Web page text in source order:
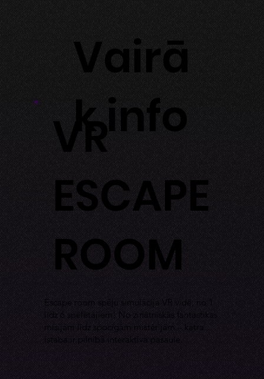
Vairā
k info
VR
ESCAPE
ROOM
Escape room spēļu simulācija VR vidē, no 1
līdz 6 spēlētājiem! No zinātniskās fantastikas
misijām līdz spocīgām mistērijām – katra
istaba ir pilnībā interaktīva pasaule.